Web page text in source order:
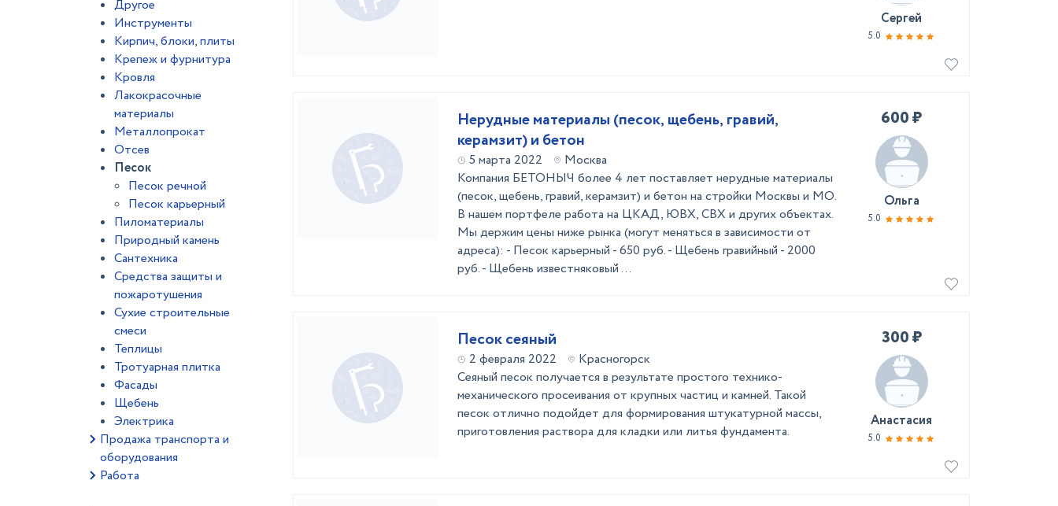
Другое
Инструменты
Кирпич, блоки, плиты
Крепеж и фурнитура
Кровля
Лакокрасочные
материалы
Металлопрокат
Отсев
Песок
Песок речной
Песок карьерный
Пиломатериалы
Природный камень
Сантехника
Средства защиты и
пожаротушения
Сухие строительные
смеси
Теплицы
Тротуарная плитка
Фасады
Щебень
Электрика
Продажа транспорта и
оборудования
Работа
Сергей
5.0
Нерудные материалы (песок, щебень, гравий,
керамзит) и бетон
5 марта 2022
Москва
Компания БЕТОНЫЧ более 4 лет поставляет нерудные материалы
(песок, щебень, гравий, керамзит) и бетон на стройки Москвы и МО.
В нашем портфеле работа на ЦКАД, ЮВХ, СВХ и других объектах.
Мы держим цены ниже рынка (могут меняться в зависимости от
адреса): - Песок карьерный - 650 руб. - Щебень гравийный - 2000
руб. - Щебень известняковый ...
600 ₽
Ольга
5.0
Песок сеяный
2 февраля 2022
Красногорск
Сеяный песок получается в результате простого технико-
механического просеивания от крупных частиц и камней. Такой
песок отлично подойдет для формирования штукатурной массы,
приготовления раствора для кладки или литья фундамента.
300 ₽
Анастасия
5.0